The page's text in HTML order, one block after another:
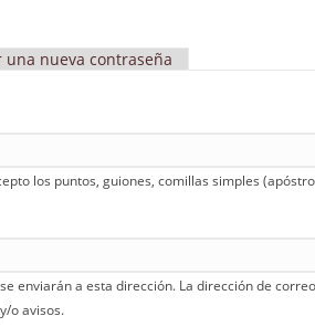
una nueva contraseña
los puntos, guiones, comillas simples
enviarán a esta dirección. La dirección de
o avisos.